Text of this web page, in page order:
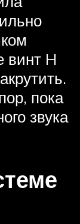
винт H
пока
звука